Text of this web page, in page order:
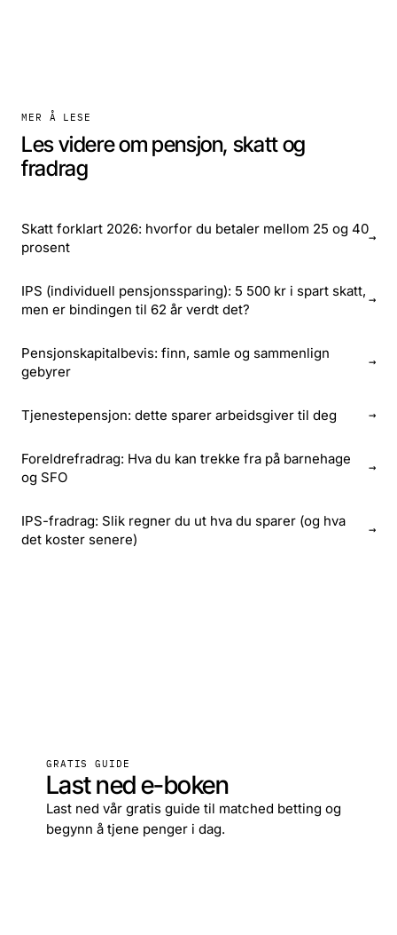
MER Å LESE
Les videre om pensjon, skatt og
fradrag
Skatt forklart 2026: hvorfor du betaler mellom 25 og 40
prosent
→
IPS (individuell pensjonssparing): 5 500 kr i spart skatt,
men er bindingen til 62 år verdt det?
→
Pensjonskapitalbevis: finn, samle og sammenlign
gebyrer
→
Tjenestepensjon: dette sparer arbeidsgiver til deg →
Foreldrefradrag: Hva du kan trekke fra på barnehage
og SFO
→
IPS-fradrag: Slik regner du ut hva du sparer (og hva
det koster senere)
→
GRATIS GUIDE
Last ned e-boken
Last ned vår gratis guide til matched betting og
begynn å tjene penger i dag.